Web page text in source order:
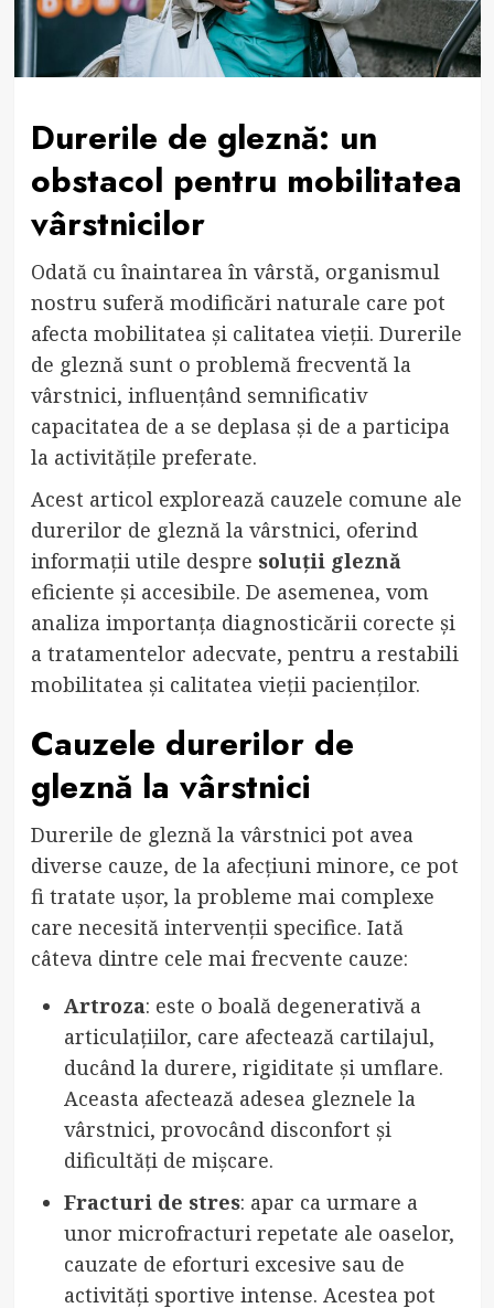
Durerile de gleznă: un
obstacol pentru mobilitatea
vârstnicilor
Odată cu înaintarea în vârstă, organismul
nostru suferă modificări naturale care pot
afecta mobilitatea și calitatea vieții. Durerile
de gleznă sunt o problemă frecventă la
vârstnici, influențând semnificativ
capacitatea de a se deplasa și de a participa
la activitățile preferate.
Acest articol explorează cauzele comune ale
durerilor de gleznă la vârstnici, oferind
informații utile despre soluții gleznă
eficiente și accesibile. De asemenea, vom
analiza importanța diagnosticării corecte și
a tratamentelor adecvate, pentru a restabili
mobilitatea și calitatea vieții pacienților.
Cauzele durerilor de
gleznă la vârstnici
Durerile de gleznă la vârstnici pot avea
diverse cauze, de la afecțiuni minore, ce pot
fi tratate ușor, la probleme mai complexe
care necesită intervenții specifice. Iată
câteva dintre cele mai frecvente cauze:
Artroza: este o boală degenerativă a
articulațiilor, care afectează cartilajul,
ducând la durere, rigiditate și umflare.
Aceasta afectează adesea gleznele la
vârstnici, provocând disconfort și
dificultăți de mișcare.
Fracturi de stres: apar ca urmare a
unor microfracturi repetate ale oaselor,
cauzate de eforturi excesive sau de
activități sportive intense. Acestea pot